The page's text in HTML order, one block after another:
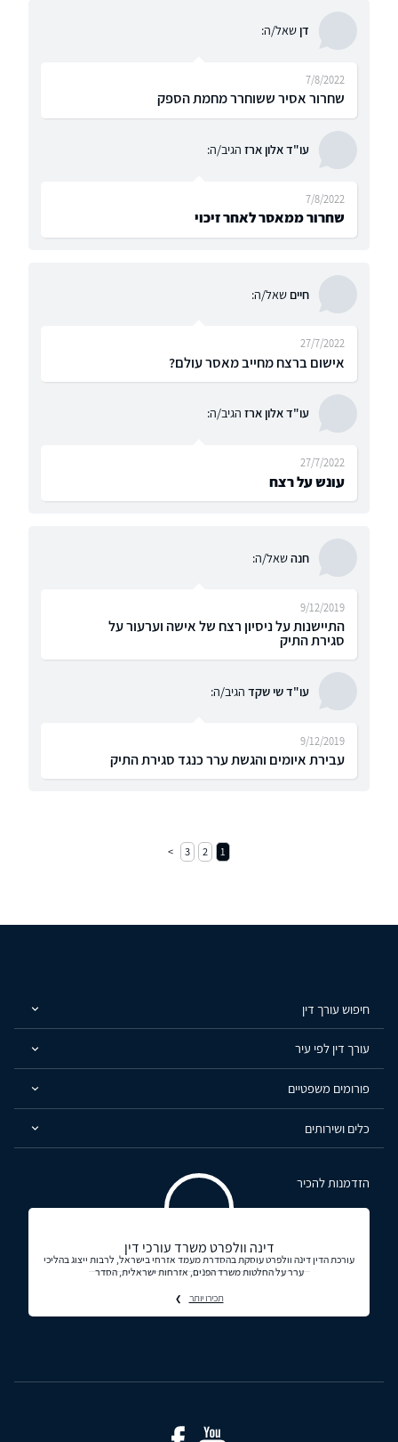
דןשאל/ה:
שחרור אסיר ששוחרר מחמת הספק
7/8/2022
עו"ד אלון ארז הגיב/ה:
שחרור ממאסר לאחר זיכוי
7/8/2022
חייםשאל/ה:
אישום ברצח מחייב מאסר עולם?
27/7/2022
עו"ד אלון ארז הגיב/ה:
עונש על רצח
27/7/2022
חנהשאל/ה:
התיישנות על ניסיון רצח של אישה וערעור על
סגירת התיק
9/12/2019
עו"ד שי שקד הגיב/ה:
עבירת איומים והגשת ערר כנגד סגירת התיק
9/12/2019
1
2
3
חיפוש עורך דין
עורך דין לפי עיר
פורומים משפטיים
כלים ושירותים
הזדמנות להכיר
דינה וולפרט משרד עורכי דין
עורכת הדין דינה וולפרט עוסקת בהסדרת מעמד אזרחי בישראל, לרבות ייצוג בהליכי
ערר על החלטות משרד הפנים, אזרחות ישראלית, הסדר
תכירו יותר